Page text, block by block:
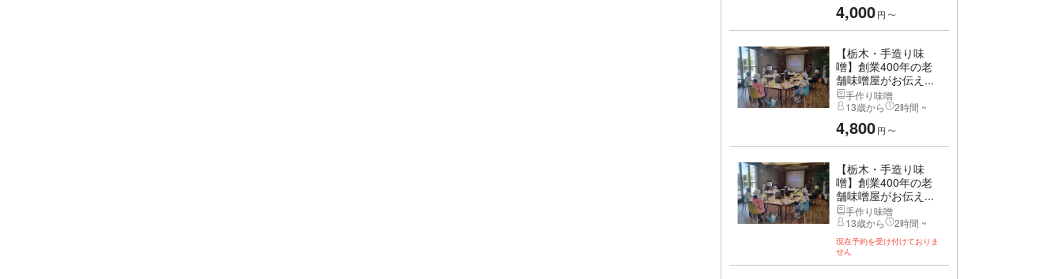
4,000円 〜
【栃木・手造り味
噌】創業400年の老
舗味噌屋がお伝え...
手作り味噌
13歳から
2時間 ~
4,800円 〜
【栃木・手造り味
噌】創業400年の老
舗味噌屋がお伝え...
手作り味噌
13歳から
2時間 ~
現在予約を受け付けておりま
せん